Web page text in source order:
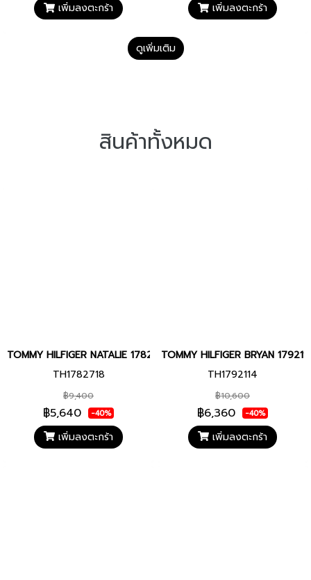
เพิ่มลงตะกร้า เพิ่มลงตะกร้า
ดูเพิ่มเติม
สินค้าทั้งหมด
TOMMY HILFIGER NATALIE 1782718 Women's watch
TH1782718
฿9,400
฿5,640 -40%
เพิ่มลงตะกร้า
TOMMY HILFIGER BRYAN
TH1792114
฿10,600
฿6,360 -40%
เพิ่มลงตะกร้า